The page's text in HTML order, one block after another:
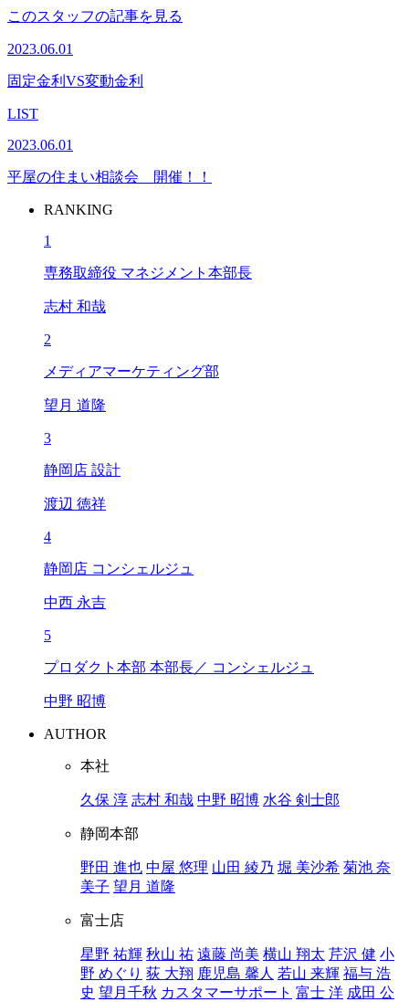
このスタッフの記事を見る
2023.06.01
固定金利VS変動金利
LIST
2023.06.01
平屋の住まい相談会 開催！！
RANKING
1
専務取締役 マネジメント本部長
志村 和哉
2
メディアマーケティング部
望月 道隆
3
静岡店 設計
渡辺 徳祥
4
静岡店 コンシェルジュ
中西 永吉
5
プロダクト本部 本部長／ コンシェルジュ
中野 昭博
AUTHOR
本社
久保 淳 志村 和哉 中野 昭博 水谷 剣士郎
静岡本部
野田 進也 中屋 悠理 山田 綾乃 堀 美沙希 菊池 奈
美子 望月 道隆
富士店
星野 祐輝 秋山 祐 遠藤 尚美 横山 翔太 芹沢 健 小
野 めぐり 荻 大翔 鹿児島 馨人 若山 来輝 福与 浩
史 望月千秋 カスタマーサポート 富士 洋 成田 公